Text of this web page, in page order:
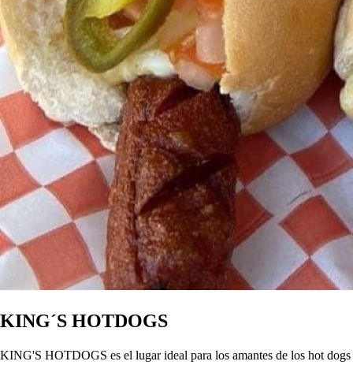
KING´S HOTDOGS
KING'S HOTDOGS es el lugar ideal para los amantes de los hot dogs